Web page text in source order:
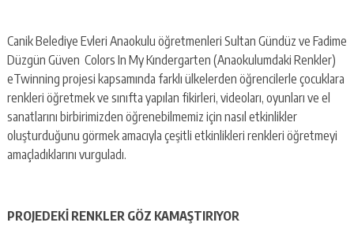
Canik Belediye Evleri Anaokulu öğretmenleri Sultan Gündüz ve Fadime
Düzgün Güven Colors In My Kındergarten (Anaokulumdaki Renkler)
eTwinning projesi kapsamında farklı ülkelerden öğrencilerle çocuklara
renkleri öğretmek ve sınıfta yapılan fikirleri, videoları, oyunları ve el
sanatlarını birbirimizden öğrenebilmemiz için nasıl etkinlikler
oluşturduğunu görmek amacıyla çeşitli etkinlikleri renkleri öğretmeyi
amaçladıklarını vurguladı.
PROJEDEKİ RENKLER GÖZ KAMAŞTIRIYOR